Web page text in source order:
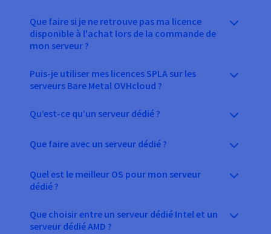
Que faire si je ne retrouve pas ma licence
disponible à l'achat lors de la commande de
mon serveur ?
Puis-je utiliser mes licences SPLA sur les
serveurs Bare Metal OVHcloud ?
Qu’est-ce qu’un serveur dédié ?
Que faire avec un serveur dédié ?
Quel est le meilleur OS pour mon serveur
dédié ?
Que choisir entre un serveur dédié Intel et un
serveur dédié AMD ?